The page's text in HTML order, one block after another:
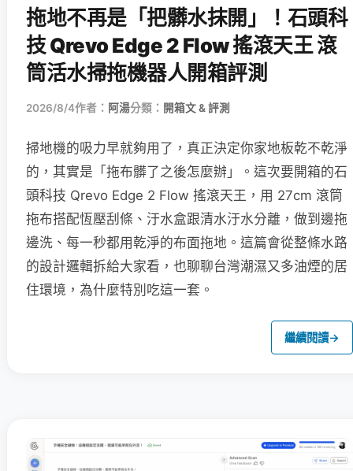
拖地不再是「把髒水抹開」！石頭科
技 Qrevo Edge 2 Flow 搖滾天王 滾
筒活水掃拖機器人開箱評測
2026/8/4作者： 阿湯分類： 開箱文 & 評測
掃地機的吸力早就夠用了，真正決定你家地板乾不乾淨
的，其實是「拖布髒了之後怎麼辦」。這次要開箱的石
頭科技 Qrevo Edge 2 Flow 搖滾天王，用 27cm 滾筒
拖布搭配恆壓刮條、汙水盒跟清水汙水分離，做到邊拖
邊洗、每一秒都用乾淨的布面拖地。這篇會從整條水路
的設計邏輯拆給大家看，也聊聊台灣潮濕又多油煙的居
住環境，為什麼特別吃這一套。
繼續閱讀→